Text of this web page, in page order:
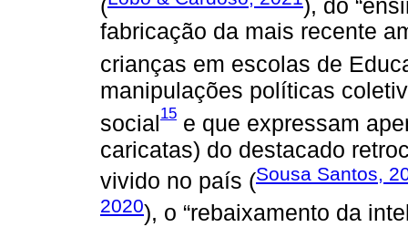
fabricação da mais recente
crianças em escolas de
manipulações políticas
social15 e que expressam
caricatas) do destacado
vivido no país (Sousa Santos,
2020), o “rebaixamento da